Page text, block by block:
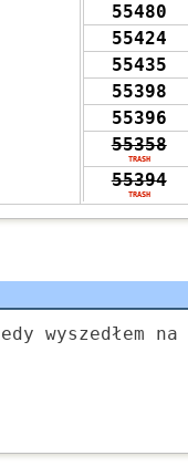
55480
55424
55435
55398
55396
55358
TRASH
55394
TRASH
55319
55322
55391
wyszedłem